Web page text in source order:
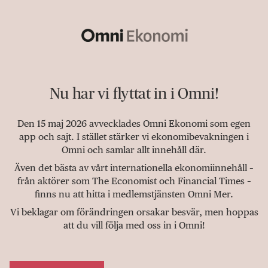
Nu har vi flyttat in i Omni!
Den 15 maj 2026 avvecklades Omni Ekonomi som egen
app och sajt. I stället stärker vi ekonomibevakningen i
Omni och samlar allt innehåll där.
Även det bästa av vårt internationella ekonomiinnehåll –
från aktörer som The Economist och Financial Times –
finns nu att hitta i medlemstjänsten Omni Mer.
Vi beklagar om förändringen orsakar besvär, men hoppas
att du vill följa med oss in i Omni!